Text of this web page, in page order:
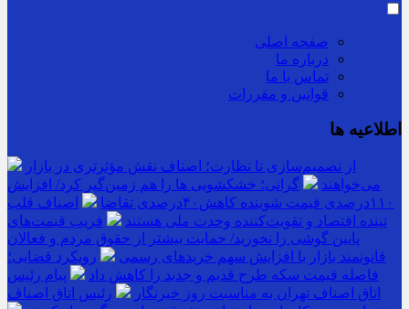
صفحه اصلی
درباره ما
تماس با ما
قوانین و مقررات
اطلاعیه ها
از تصمیم‌سازی تا نظارت؛ اصناف نقش مؤثرتری در بازار
می‌خواهند
گرانی؛ خشکشویی‌ ها را هم زمین‌گیر کرد/ افزایش
۱۱۰درصدی قیمت شوینده کاهش۴۰درصدی تقاضا
اصناف قلب
تپنده اقتصاد و تقویت‌کننده وحدت ملی هستند
فریب قیمت‌های
پایین گوشی را نخورید/ حمایت بیشتر از حقوق مردم و فعالان
قانونمند بازار با افزایش سهم خریدهای رسمی
رویکرد قضایی؛
فاصله قیمت سکه طرح قدیم و جدید را کاهش داد
پیام رئیس
اتاق اصناف تهران به مناسبت روز خبرنگار
رئیس اتاق اصناف